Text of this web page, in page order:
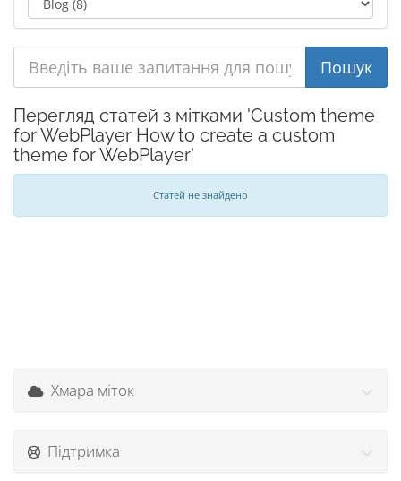
Перегляд статей з мітками 'Custom theme
for WebPlayer How to create a custom
theme for WebPlayer'
Статей не знайдено
Хмара міток
Підтримка